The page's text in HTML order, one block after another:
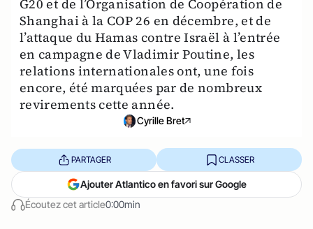
G20 et de l’Organisation de Coopération de
Shanghai à la COP 26 en décembre, et de
l’attaque du Hamas contre Israël à l’entrée
en campagne de Vladimir Poutine, les
relations internationales ont, une fois
encore, été marquées par de nombreux
revirements cette année.
Cyrille Bret
Écoutez cet article0:00min
PARTAGER CLASSER
Ajouter Atlantico en favori sur Google